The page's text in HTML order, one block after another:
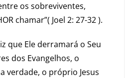
os sobreviventes,
chamar”( Joel 2: 27-32).
que Ele derramará o Seu
dos Evangelhos, o
verdade, o próprio Jesus